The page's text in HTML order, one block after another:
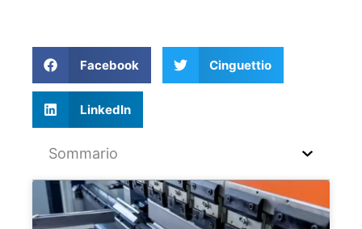
Facebook Cinguettio
LinkedIn
Sommario